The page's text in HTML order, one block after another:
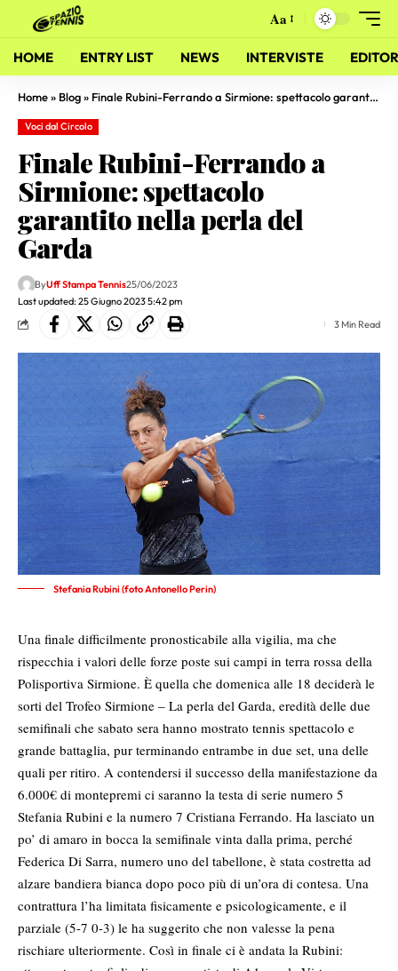
Aa
HOME ENTRY LIST NEWS INTERVISTE
Home» Blog» Finale Rubini-Ferrando a Sirmione: spettacolo garantito nella perla del Garda
Voci dal Circolo
Finale Rubini-Ferrando a
Sirmione: spettacolo
garantito nella perla del
Garda
Last updated: 25 Giugno 2023 5:42 pm
ByUff Stampa Tennis25/06/2023
3 Min Read
Stefania Rubini (foto Antonello Perin)
Una finale difficilmente pronosticabile alla vigilia, ma che
rispecchia i valori delle forze poste sui campi in terra rossa della
Polisportiva Sirmione. È quella che domenica alle 18 deciderà le
sorti del Trofeo Sirmione – La perla del Garda, eredità delle due
semifinali che sabato sera hanno mostrato tennis spettacolo e
grande battaglia, pur terminando entrambe in due set, una delle
quali per ritiro. A contendersi il successo della manifestazione da
6.000€ di montepremi ci saranno la testa di serie numero 5
Stefania Rubini e la numero 7 Cristiana Ferrando. Ha lasciato un
po’ di amaro in bocca la semifinale vinta dalla prima, perché
Federica Di Sarra, numero uno del tabellone, è stata costretta ad
alzare bandiera bianca dopo poco più di un’ora di contesa. Una
contrattura l’ha limitata fisicamente e psicologicamente, e il
parziale (5-7 0-3) le ha suggerito che non valesse la pena
rischiare ulteriormente. Così in finale ci è andata la Rubini: